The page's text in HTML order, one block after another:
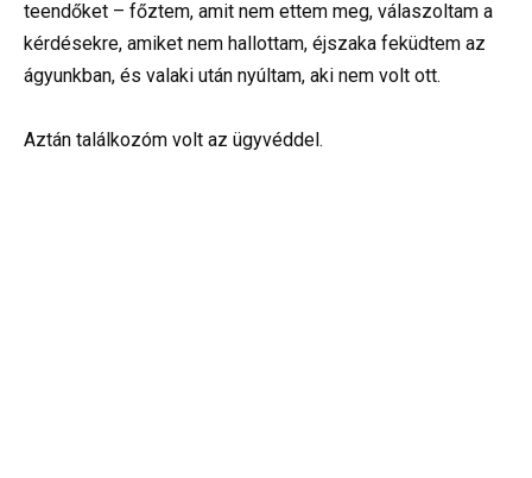
teendőket – főztem, amit nem ettem meg, válaszoltam a
kérdésekre, amiket nem hallottam, éjszaka feküdtem az
ágyunkban, és valaki után nyúltam, aki nem volt ott.
Aztán találkozóm volt az ügyvéddel.